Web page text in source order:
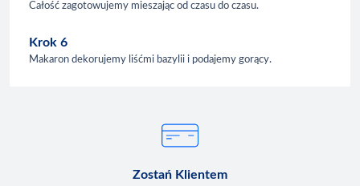
Całość zagotowujemy mieszając od czasu do czasu.
Krok 6
Makaron dekorujemy liśćmi bazylii i podajemy gorący.
Zostań Klientem